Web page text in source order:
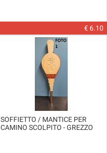
€ 6.10
SOFFIETTO / MANTICE PER
CAMINO SCOLPITO - GREZZO